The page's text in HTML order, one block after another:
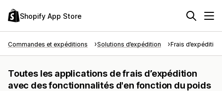
Shopify App Store
Commandes et expéditions Solutions d’expédition Frais d’expédition
Toutes les applications de frais d’expédition
avec des fonctionnalités d'en fonction du poids